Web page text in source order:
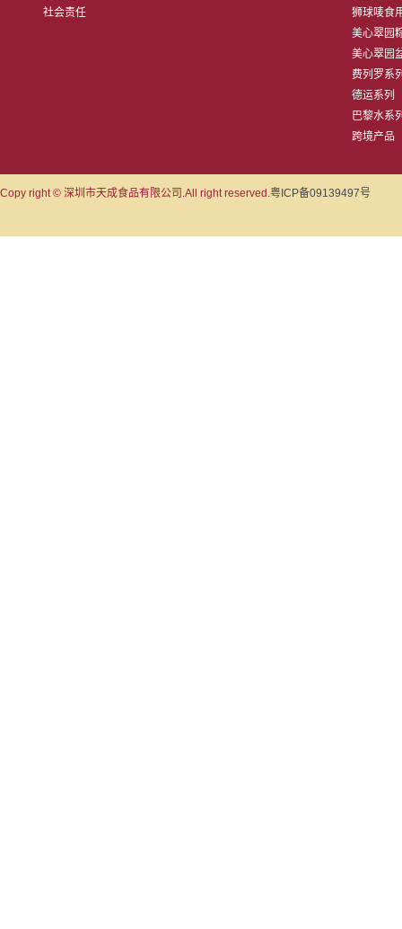
社会责任
狮球唛食
美心翠园
美心翠园
费列罗系
德运系列
巴黎水系
跨境产品
Copy right © 深圳市天成食品有限公司.All right reserved.粤ICP备09139497号